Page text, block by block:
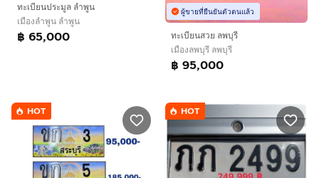
ทะเบียนประมูล ลำพูน
เมืองลำพูน ลำพูน
฿ 65,000
ผู้ขายที่ยืนยันตัวตนแล้ว
ทะเบียนสวย ลพบุรี
เมืองลพบุรี ลพบุรี
฿ 95,000
HOT HOT